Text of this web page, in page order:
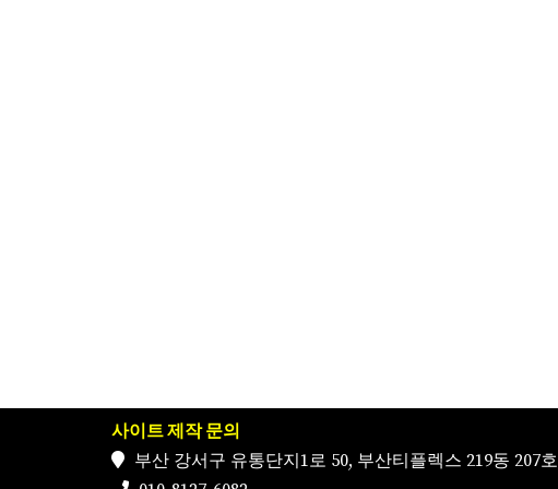
사이트 제작 문의
부산 강서구 유통단지1로 50, 부산티플렉스 219동 207호